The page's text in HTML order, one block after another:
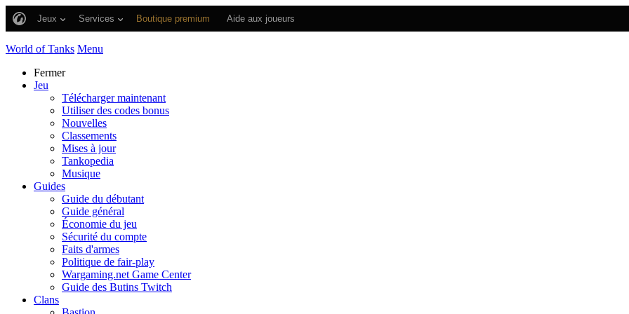
Jeux Services Boutique premium Aide aux joueurs
World of Tanks Menu
Fermer
Jeu
Télécharger maintenant
Utiliser des codes bonus
Nouvelles
Classements
Mises à jour
Tankopedia
Musique
Guides
Guide du débutant
Guide général
Économie du jeu
Sécurité du compte
Faits d'armes
Politique de fair-play
Wargaming.net Game Center
Guide des Butins Twitch
Clans